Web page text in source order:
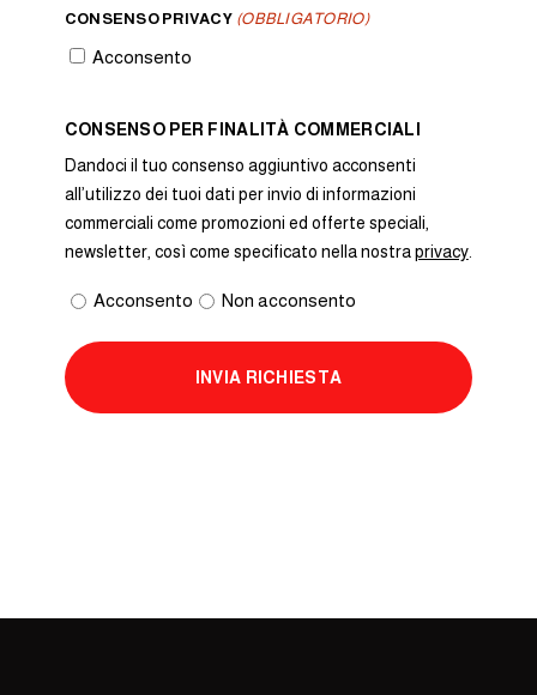
CONSENSO PRIVACY (OBBLIGATORIO)
Acconsento
CONSENSO PER FINALITÀ COMMERCIALI
Dandoci il tuo consenso aggiuntivo acconsenti
all’utilizzo dei tuoi dati per invio di informazioni
commerciali come promozioni ed offerte speciali,
newsletter, così come specificato nella nostraprivacy.
Acconsento Non acconsento